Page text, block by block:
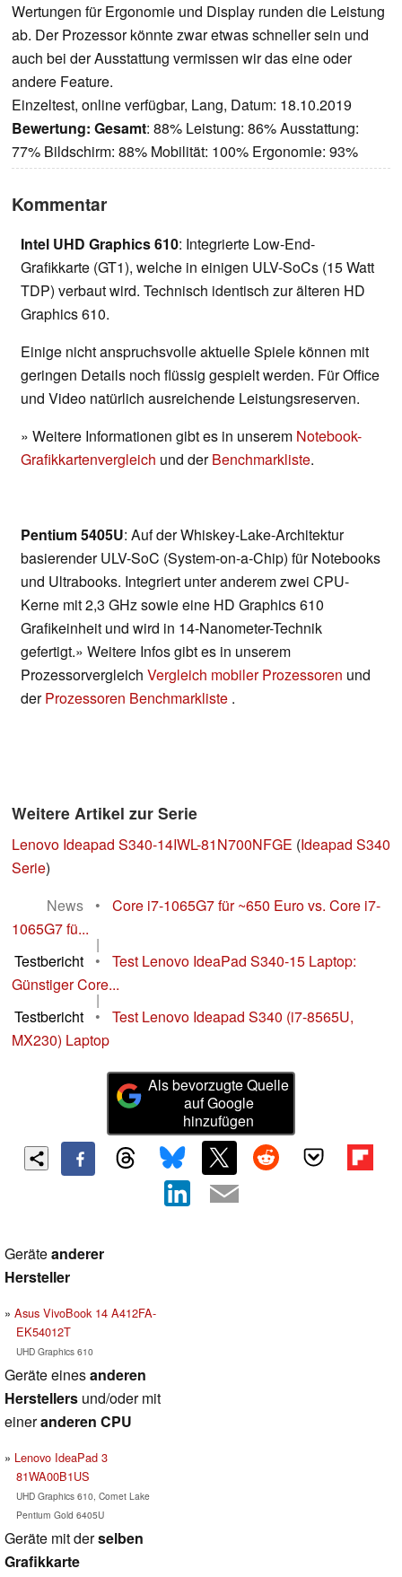
Wertungen für Ergonomie und Display runden die Leistung
ab. Der Prozessor könnte zwar etwas schneller sein und
auch bei der Ausstattung vermissen wir das eine oder
andere Feature.
Einzeltest, online verfügbar, Lang, Datum: 18.10.2019
Bewertung: Gesamt: 88% Leistung: 86% Ausstattung:
77% Bildschirm: 88% Mobilität: 100% Ergonomie: 93%
Kommentar
Intel UHD Graphics 610: Integrierte Low-End-
Grafikkarte (GT1), welche in einigen ULV-SoCs (15 Watt
TDP) verbaut wird. Technisch identisch zur älteren HD
Graphics 610.
Einige nicht anspruchsvolle aktuelle Spiele können mit
geringen Details noch flüssig gespielt werden. Für Office
und Video natürlich ausreichende Leistungsreserven.
» Weitere Informationen gibt es in unserem Notebook-
Grafikkartenvergleich und derBenchmarkliste.
Pentium 5405U: Auf der Whiskey-Lake-Architektur
basierender ULV-SoC (System-on-a-Chip) für Notebooks
und Ultrabooks. Integriert unter anderem zwei CPU-
Kerne mit 2,3 GHz sowie eine HD Graphics 610
Grafikeinheit und wird in 14-Nanometer-Technik
gefertigt.» Weitere Infos gibt es in unserem
Prozessorvergleich Vergleich mobiler Prozessoren und
derProzessoren Benchmarkliste .
Weitere Artikel zur Serie
Lenovo Ideapad S340-14IWL-81N700NFGE (Ideapad S340
Serie)
News
•
Core i7-1065G7 für ~650 Euro vs. Core i7-
1065G7 fü...
|
Testbericht
•
Test Lenovo IdeaPad S340-15 Laptop:
Günstiger Core...
|
Testbericht
•
Test Lenovo Ideapad S340 (i7-8565U,
MX230) Laptop
Als bevorzugte Quelle
auf Google
hinzufügen
Geräteanderer
Hersteller
Asus VivoBook 14 A412FA-
EK54012T
UHD Graphics 610
Geräte einesanderen
Herstellers und/oder mit
eineranderen CPU
Lenovo IdeaPad 3
81WA00B1US
UHD Graphics 610, Comet Lake
Pentium Gold 6405U
Geräte mit derselben
Grafikkarte